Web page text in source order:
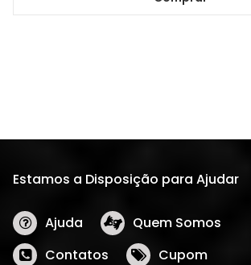
Estamos a Disposição para Ajudar
Ajuda
Quem Somos
Contatos
Cupom